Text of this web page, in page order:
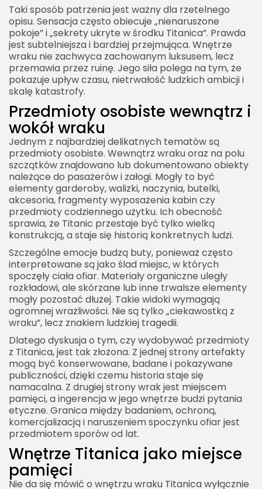
Taki sposób patrzenia jest ważny dla rzetelnego
opisu. Sensacja często obiecuje „nienaruszone
pokoje” i „sekrety ukryte w środku Titanica”. Prawda
jest subtelniejsza i bardziej przejmująca. Wnętrze
wraku nie zachwyca zachowanym luksusem, lecz
przemawia przez ruinę. Jego siła polega na tym, że
pokazuje upływ czasu, nietrwałość ludzkich ambicji i
skalę katastrofy.
Przedmioty osobiste wewnątrz i
wokół wraku
Jednym z najbardziej delikatnych tematów są
przedmioty osobiste. Wewnątrz wraku oraz na polu
szczątków znajdowano lub dokumentowano obiekty
należące do pasażerów i załogi. Mogły to być
elementy garderoby, walizki, naczynia, butelki,
akcesoria, fragmenty wyposażenia kabin czy
przedmioty codziennego użytku. Ich obecność
sprawia, że Titanic przestaje być tylko wielką
konstrukcją, a staje się historią konkretnych ludzi.
Szczególne emocje budzą buty, ponieważ często
interpretowane są jako ślad miejsc, w których
spoczęły ciała ofiar. Materiały organiczne uległy
rozkładowi, ale skórzane lub inne trwalsze elementy
mogły pozostać dłużej. Takie widoki wymagają
ogromnej wrażliwości. Nie są tylko „ciekawostką z
wraku”, lecz znakiem ludzkiej tragedii.
Dlatego dyskusja o tym, czy wydobywać przedmioty
z Titanica, jest tak złożona. Z jednej strony artefakty
mogą być konserwowane, badane i pokazywane
publiczności, dzięki czemu historia staje się
namacalna. Z drugiej strony wrak jest miejscem
pamięci, a ingerencja w jego wnętrze budzi pytania
etyczne. Granica między badaniem, ochroną,
komercjalizacją i naruszeniem spoczynku ofiar jest
przedmiotem sporów od lat.
Wnętrze Titanica jako miejsce
pamięci
Nie da się mówić o wnętrzu wraku Titanica wyłącznie